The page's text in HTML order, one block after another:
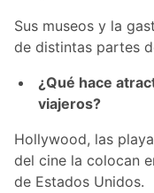
Sus museos y la
de distintas partes
¿Qué hace
viajeros?
Hollywood, las
del cine la colocan
de Estados Unidos.